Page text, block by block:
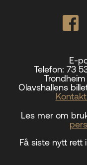
E-
Telefon: 73
Trondheim
Olavshallens
Les mer om
Få siste nytt rett